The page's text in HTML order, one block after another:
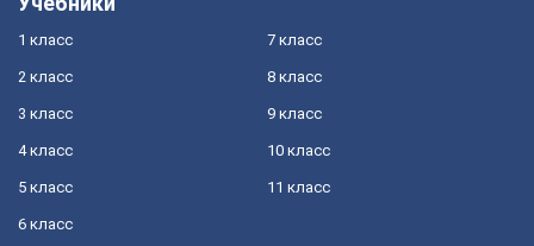
1 класс
2 класс
3 класс
4 класс
5 класс
6 класс
7 класс
8 класс
9 класс
10 класс
11 класс